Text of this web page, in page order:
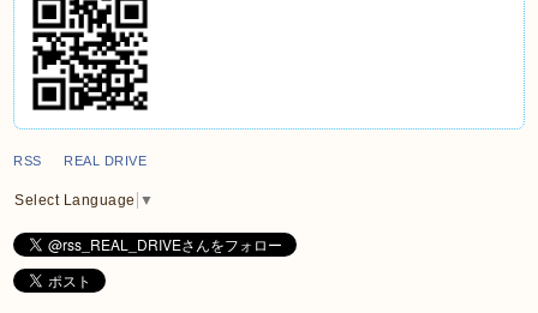
RSS REAL DRIVE
Select Language ▼